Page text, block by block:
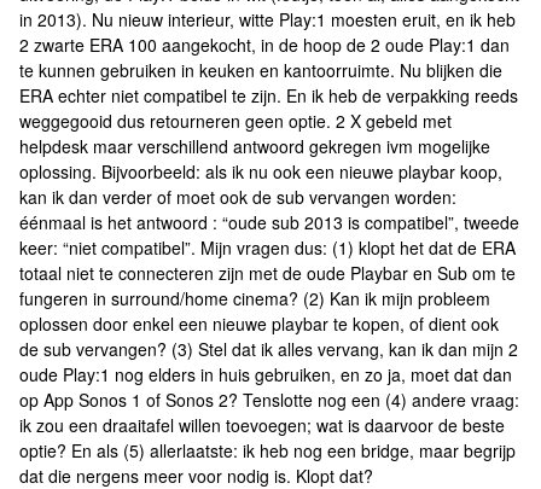
in 2013). Nu nieuw interieur, witte Play:1 moesten eruit, en ik heb
2 zwarte ERA 100 aangekocht, in de hoop de 2 oude Play:1 dan
te kunnen gebruiken in keuken en kantoorruimte. Nu blijken die
ERA echter niet compatibel te zijn. En ik heb de verpakking reeds
weggegooid dus retourneren geen optie. 2 X gebeld met
helpdesk maar verschillend antwoord gekregen ivm mogelijke
oplossing. Bijvoorbeeld: als ik nu ook een nieuwe playbar koop,
kan ik dan verder of moet ook de sub vervangen worden:
éénmaal is het antwoord : “oude sub 2013 is compatibel”, tweede
keer: “niet compatibel”. Mijn vragen dus: (1) klopt het dat de ERA
totaal niet te connecteren zijn met de oude Playbar en Sub om te
fungeren in surround/home cinema? (2) Kan ik mijn probleem
oplossen door enkel een nieuwe playbar te kopen, of dient ook
de sub vervangen? (3) Stel dat ik alles vervang, kan ik dan mijn 2
oude Play:1 nog elders in huis gebruiken, en zo ja, moet dat dan
op App Sonos 1 of Sonos 2? Tenslotte nog een (4) andere vraag:
ik zou een draaitafel willen toevoegen; wat is daarvoor de beste
optie? En als (5) allerlaatste: ik heb nog een bridge, maar begrijp
dat die nergens meer voor nodig is. Klopt dat?